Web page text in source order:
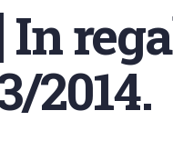
In
2014.